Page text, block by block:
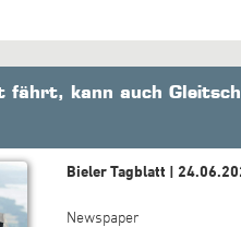
fährt, kann auch
Bieler Tagblatt |
Newspaper